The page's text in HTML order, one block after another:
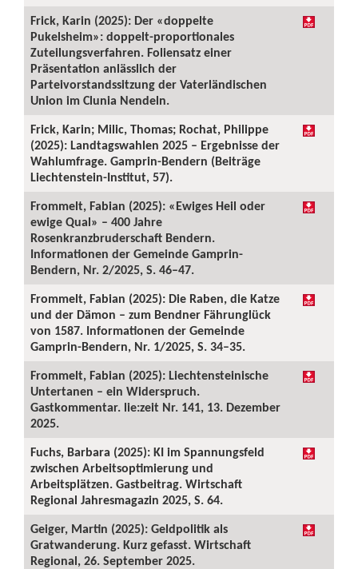
Frick, Karin (2025): Der «doppelte
Pukelsheim»: doppelt-proportionales
Zuteilungsverfahren. Foliensatz einer
Präsentation anlässlich der
Parteivorstandssitzung der Vaterländischen
Union im Clunia Nendeln.
Frick, Karin; Milic, Thomas; Rochat, Philippe
(2025): Landtagswahlen 2025 – Ergebnisse der
Wahlumfrage. Gamprin-Bendern (Beiträge
Liechtenstein-Institut, 57).
Frommelt, Fabian (2025): «Ewiges Heil oder
ewige Qual» – 400 Jahre
Rosenkranzbruderschaft Bendern.
Informationen der Gemeinde Gamprin-
Bendern, Nr. 2/2025, S. 46–47.
Frommelt, Fabian (2025): Die Raben, die Katze
und der Dämon – zum Bendner Fährunglück
von 1587. Informationen der Gemeinde
Gamprin-Bendern, Nr. 1/2025, S. 34–35.
Frommelt, Fabian (2025): Liechtensteinische
Untertanen – ein Widerspruch.
Gastkommentar. lie:zeit Nr. 141, 13. Dezember
2025.
Fuchs, Barbara (2025): KI im Spannungsfeld
zwischen Arbeitsoptimierung und
Arbeitsplätzen. Gastbeitrag. Wirtschaft
Regional Jahresmagazin 2025, S. 64.
Geiger, Martin (2025): Geldpolitik als
Gratwanderung. Kurz gefasst. Wirtschaft
Regional, 26. September 2025.